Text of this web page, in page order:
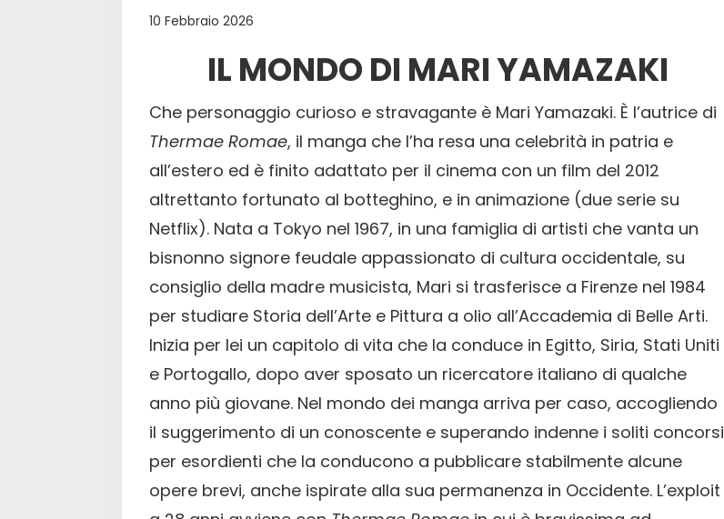
10 Febbraio 2026
IL MONDO DI MARI YAMAZAKI
Che personaggio curioso e stravagante è Mari Yamazaki. È l’autrice di
Thermae Romae, il manga che l’ha resa una celebrità in patria e
all’estero ed è finito adattato per il cinema con un film del 2012
altrettanto fortunato al botteghino, e in animazione (due serie su
Netflix). Nata a Tokyo nel 1967, in una famiglia di artisti che vanta un
bisnonno signore feudale appassionato di cultura occidentale, su
consiglio della madre musicista, Mari si trasferisce a Firenze nel 1984
per studiare Storia dell’Arte e Pittura a olio all’Accademia di Belle Arti.
Inizia per lei un capitolo di vita che la conduce in Egitto, Siria, Stati Uniti
e Portogallo, dopo aver sposato un ricercatore italiano di qualche
anno più giovane. Nel mondo dei manga arriva per caso, accogliendo
il suggerimento di un conoscente e superando indenne i soliti concorsi
per esordienti che la conducono a pubblicare stabilmente alcune
opere brevi, anche ispirate alla sua permanenza in Occidente. L’exploit